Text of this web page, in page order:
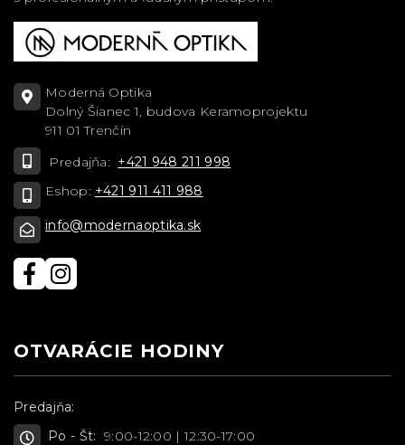
Moderná Optika
Dolný Šianec 1, budova Keramoprojektu
911 01 Trenčín
Predajňa: +421 948 211 998
Eshop: +421 911 411 988
info@modernaoptika.sk
OTVARÁCIE HODINY
Predajňa:
Po - Št: 9:00-12:00 | 12:30-17:00